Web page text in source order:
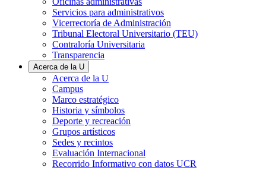
Servicios para administrativos
Vicerrectoría de Administración
Tribunal Electoral Universitario (TEU)
Contraloría Universitaria
Transparencia
Acerca de la U
Acerca de la U
Campus
Marco estratégico
Historia y símbolos
Deporte y recreación
Grupos artísticos
Sedes y recintos
Evaluación Internacional
Recorrido Informativo con datos UCR